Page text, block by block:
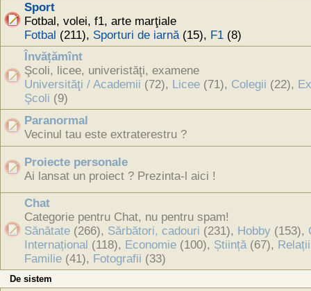
Sport
Fotbal, volei, f1, arte marţiale
Fotbal (211), Sporturi de iarnă (15), F1 (8)
Învățămînt
Şcoli, licee, univeristăţi, examene
Universităţi / Academii (72), Licee (71), Colegii (22),
Şcoli (9)
Paranormal
Vecinul tau este extraterestru ?
Proiecte personale
Ai lansat un proiect ? Prezinta-l aici !
Chat
Categorie pentru Chat, nu pentru spam!
Sănătate (266), Sărbători, cadouri (231), Hobby (153),
Internațional (118), Economie (100), Știință (67),
Familie (41), Fotografii (33)
De sistem